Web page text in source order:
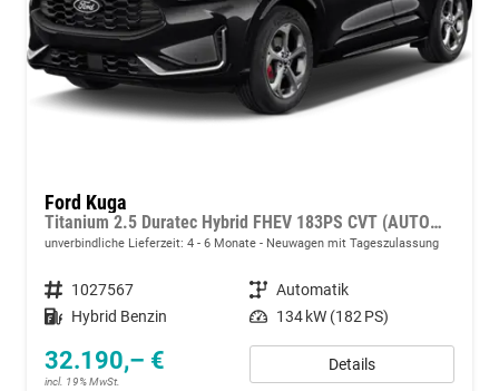
Ford Kuga
Titanium 2.5 Duratec Hybrid FHEV 183PS CVT (AUTOMATIK) ALLRAD, 5 Jahre Garantie, 17" Alu, Navigation 13"-Display, Parksensoren vorne/hinten, Rückfahrkamera, Climatronic, Privacy-Glas, Key-Free-System, Tempomat, LED-Scheinwerfer
unverbindliche Lieferzeit: 4 - 6 Monate Neuwagen mit Tageszulassung
Fahrzeugnummer 1027567 Getriebe Automatik
Kraftstoff Hybrid Benzin Leistung 134 kW (182 PS)
32.190,– €
incl. 19% MwSt.
Details